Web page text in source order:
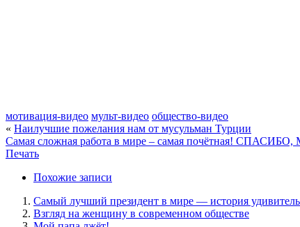
мотивация-видео мульт-видео общество-видео
« Наилучшие пожелания нам от мусульман Турции
Самая сложная работа в мире ‒ самая почётная!
Печать
Похожие записи
Самый лучший президент в мире — история
Взгляд на женщину в современном обществе